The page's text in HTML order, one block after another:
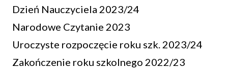
Dzień Nauczyciela 2023/24
Narodowe Czytanie 2023
Uroczyste rozpoczęcie roku szk. 2023/24
Zakończenie roku szkolnego 2022/23